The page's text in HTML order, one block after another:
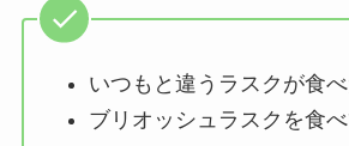
いつもと違うラスクが食
ブリオッシュラスクを食